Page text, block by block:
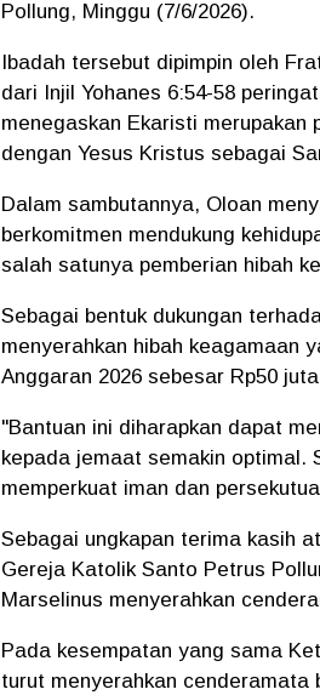
Pollung, Minggu (7/6/2026).
Ibadah tersebut dipimpin oleh
dari Injil Yohanes 6:54-58
menegaskan Ekaristi merupakan
dengan Yesus Kristus sebagai
Dalam sambutannya, Oloan
berkomitmen mendukung
salah satunya pemberian hibah
Sebagai bentuk dukungan
menyerahkan hibah keagamaan
Anggaran 2026 sebesar Rp50
"Bantuan ini diharapkan dapat
kepada jemaat semakin optimal.
memperkuat iman dan
Sebagai ungkapan terima kasih
Gereja Katolik Santo Petrus
Marselinus menyerahkan
Pada kesempatan yang sama
turut menyerahkan cenderamata